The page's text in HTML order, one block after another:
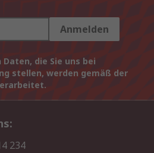
Anmelden
die Sie uns bei
stellen, werden gemäß der
234